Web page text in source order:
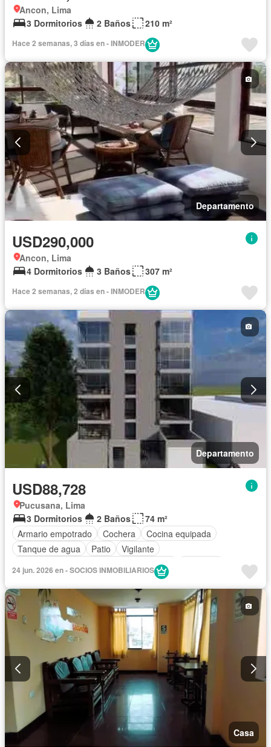
Ancon, Lima
3 Dormitorios
2 Baños 210 m²
Hace 2 semanas, 3 días en - INMODER
Departamento
USD290,000
Ancon, Lima
4 Dormitorios
3 Baños 307 m²
Hace 2 semanas, 2 días en - INMODER
Departamento
USD88,728
Pucusana, Lima
3 Dormitorios
2 Baños
74 m²
Armario empotrado
Cochera
Cocina equipada
Tanque de agua
Patio
Vigilante
Acceso para personas con discapacidad
Caseta de vigilancia
Piscina
Permite mascotas
24 jun. 2026 en - SOCIOS INMOBILIARIOS
Casa